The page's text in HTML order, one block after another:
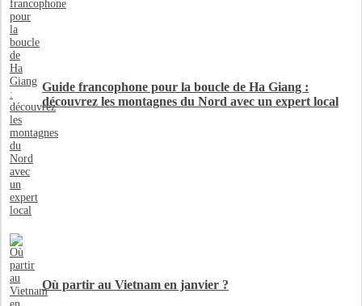
Guide francophone pour la boucle de Ha Giang :
découvrez les montagnes du Nord avec un expert local
Où partir au Vietnam en janvier ?